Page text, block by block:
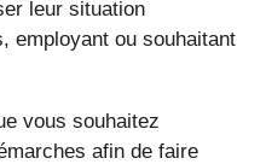
leur situation
employant ou souhaitant
vous souhaitez
afin de faire